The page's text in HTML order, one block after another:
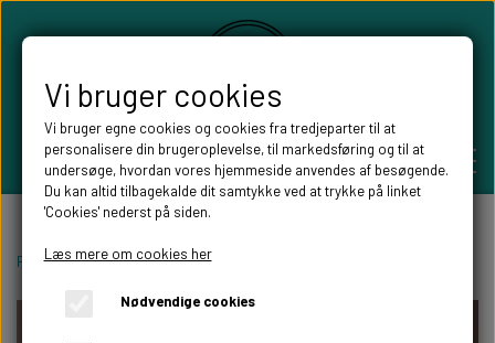
PERSONLIGE GAVER
BRYLLUPS GAVER
Forside Pynt til festen Bordkort
Vi bruger cookies
Vi bruger egne cookies og cookies fra tredjeparter til at
personalisere din brugeroplevelse, til markedsføring og til at
undersøge, hvordan vores hjemmeside anvendes af besøgende.
Du kan altid tilbagekalde dit samtykke ved at trykke på linket
'Cookies' nederst på siden.
Læs mere om cookies her
Nødvendige cookies